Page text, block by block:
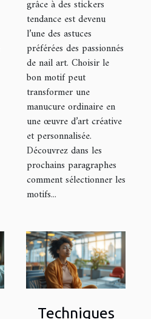
sublimer vos
ongles ?
grâce à des stickers
tendance est devenu
l’une des astuces
préférées des passionnés
de nail art. Choisir le
bon motif peut
transformer une
manucure ordinaire en
une œuvre d’art créative
et personnalisée.
Découvrez dans les
prochains paragraphes
comment sélectionner les
motifs...
Techniques